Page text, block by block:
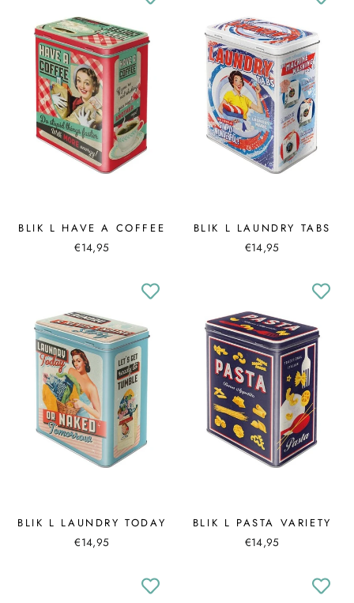
BLIK L HAVE A COFFEE
€14,95
BLIK L LAUNDRY TABS
€14,95
BLIK L LAUNDRY TODAY
€14,95
BLIK L PASTA VARIETY
€14,95